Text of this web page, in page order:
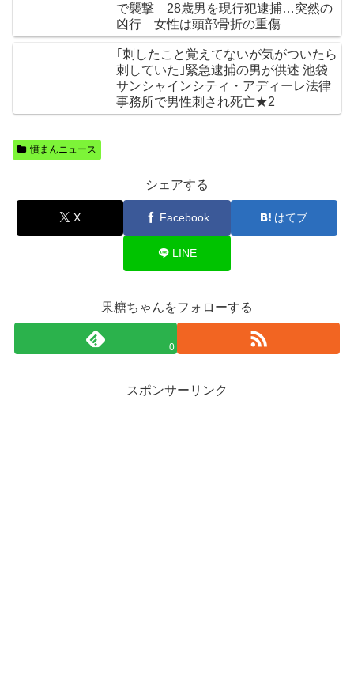
で襲撃 28歳男を現行犯逮捕…突然の
凶行 女性は頭部骨折の重傷
｢刺したこと覚えてないが気がついたら
刺していた｣緊急逮捕の男が供述 池袋
サンシャインシティ・アディーレ法律
事務所で男性刺され死亡★2
憤まんニュース
シェアする
X Facebook はてブ
LINE
果糖ちゃんをフォローする
0
スポンサーリンク